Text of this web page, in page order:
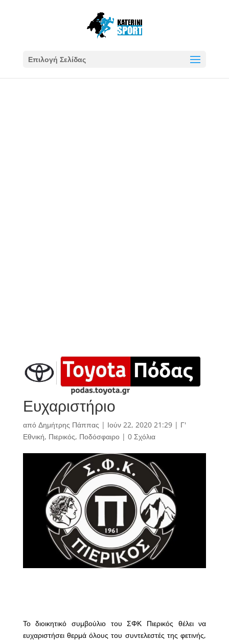
Επιλογή Σελίδας
Ευχαριστήριο
από Δημήτρης Πάππας | Ιούν 22, 2020 21:29| Γ'
Εθνική, Πιερικός, Ποδόσφαιρο| 0 Σχόλια
Το διοικητικό συμβούλιο του ΣΦΚ Πιερικός θέλει να
ευχαριστήσει θερμά όλους του συντελεστές της φετινής,